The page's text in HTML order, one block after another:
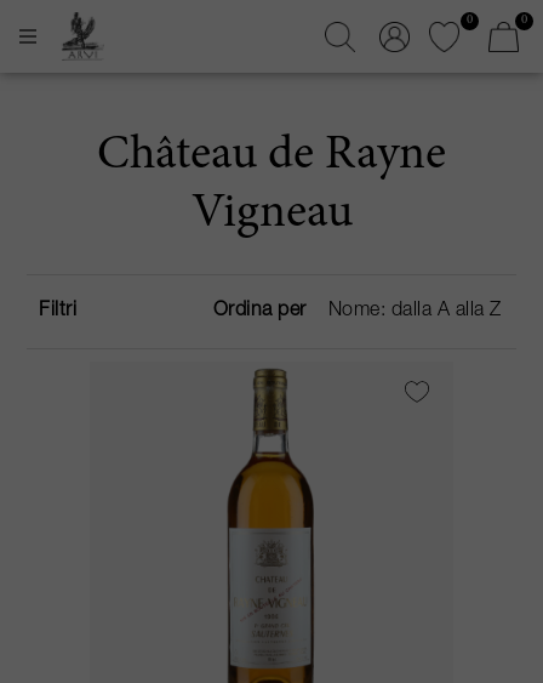
0 0
Château de Rayne
Vigneau
Filtri Ordina per